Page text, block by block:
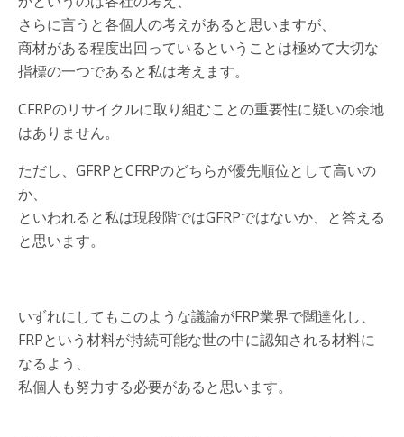
さらに言うと各個人の考えがあると思いますが、
商材がある程度出回っているということは極めて大切な
指標の一つであると私は考えます。
CFRPのリサイクルに取り組むことの重要性に疑いの余地
はありません。
ただし、GFRPとCFRPのどちらが優先順位として高いの
か、
といわれると私は現段階ではGFRPではないか、と答える
と思います。
いずれにしてもこのような議論がFRP業界で闊達化し、
FRPという材料が持続可能な世の中に認知される材料に
なるよう、
私個人も努力する必要があると思います。